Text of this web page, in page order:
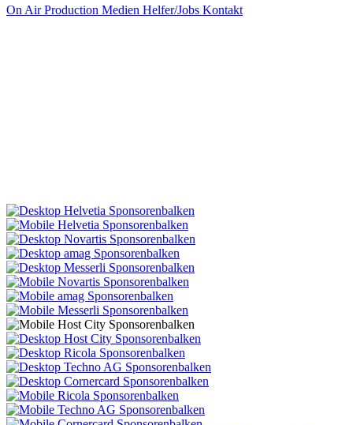
On AirProduction Medien Helfer/Jobs Kontakt